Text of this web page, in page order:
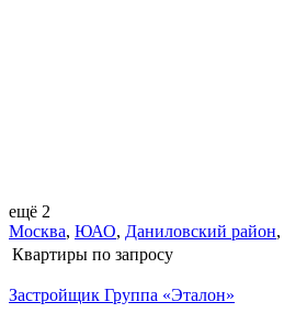
ещё 2
Москва, ЮАО, Даниловский район,
Квартиры по запросу
Застройщик Группа «Эталон»